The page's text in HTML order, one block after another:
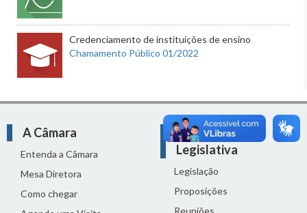
Credenciamento de instituições de ensino
Chamamento Público 01/2022
A Câmara
Entenda a Câmara
Mesa Diretora
Como chegar
Atividade
Legislativa
Legislação
Proposições
Reuniões